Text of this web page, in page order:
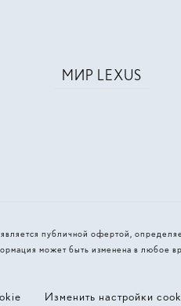
МИР LEXUS
публичной офертой,
может быть изменена в любое
Изменить настройки